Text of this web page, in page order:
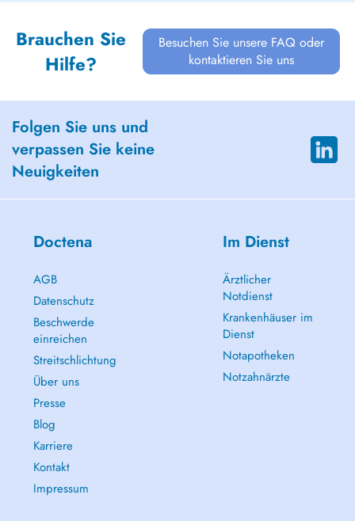
Brauchen Sie
Hilfe?
Besuchen Sie unsere FAQ oder
kontaktieren Sie uns
Folgen Sie uns und
verpassen Sie keine
Neuigkeiten
Doctena
AGB
Datenschutz
Beschwerde
einreichen
Streitschlichtung
Über uns
Presse
Blog
Karriere
Kontakt
Impressum
Im Dienst
Ärztlicher
Notdienst
Krankenhäuser im
Dienst
Notapotheken
Notzahnärzte